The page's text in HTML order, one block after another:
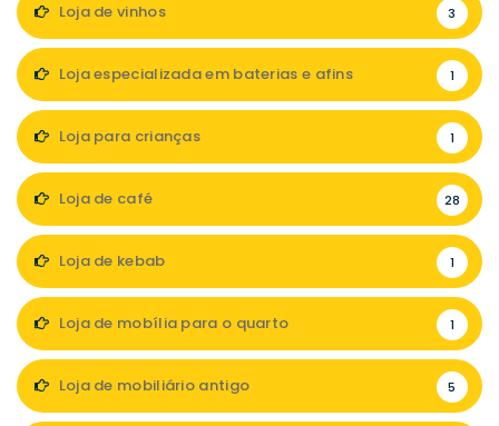
Loja de vinhos 3
Loja especializada em baterias e afins 1
Loja para crianças 1
Loja de café 28
Loja de kebab 1
Loja de mobília para o quarto 1
Loja de mobiliário antigo 5